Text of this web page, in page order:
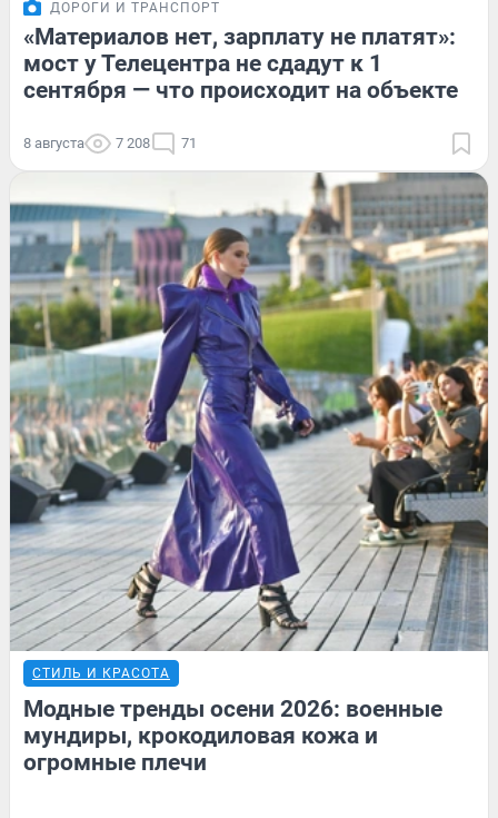
ДОРОГИ И ТРАНСПОРТ
«Материалов нет, зарплату не платят»:
мост у Телецентра не сдадут к 1
сентября — что происходит на объекте
8 августа 7 208 71
СТИЛЬ И КРАСОТА
Модные тренды осени 2026: военные
мундиры, крокодиловая кожа и
огромные плечи